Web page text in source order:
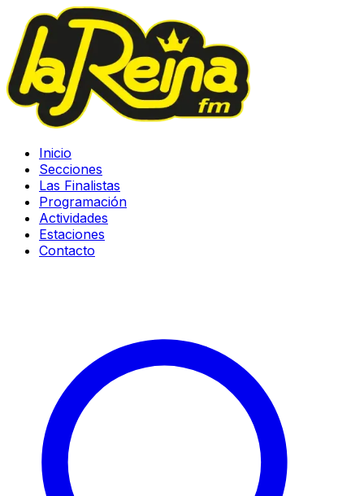
Inicio
Secciones
Las Finalistas
Programación
Actividades
Estaciones
Contacto